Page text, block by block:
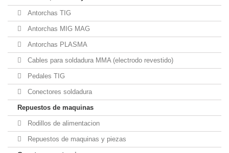
Antorchas TIG
Antorchas MIG MAG
Antorchas PLASMA
Cables para soldadura MMA (electrodo revestido)
Pedales TIG
Conectores soldadura
Repuestos de maquinas
Rodillos de alimentacion
Repuestos de maquinas y piezas